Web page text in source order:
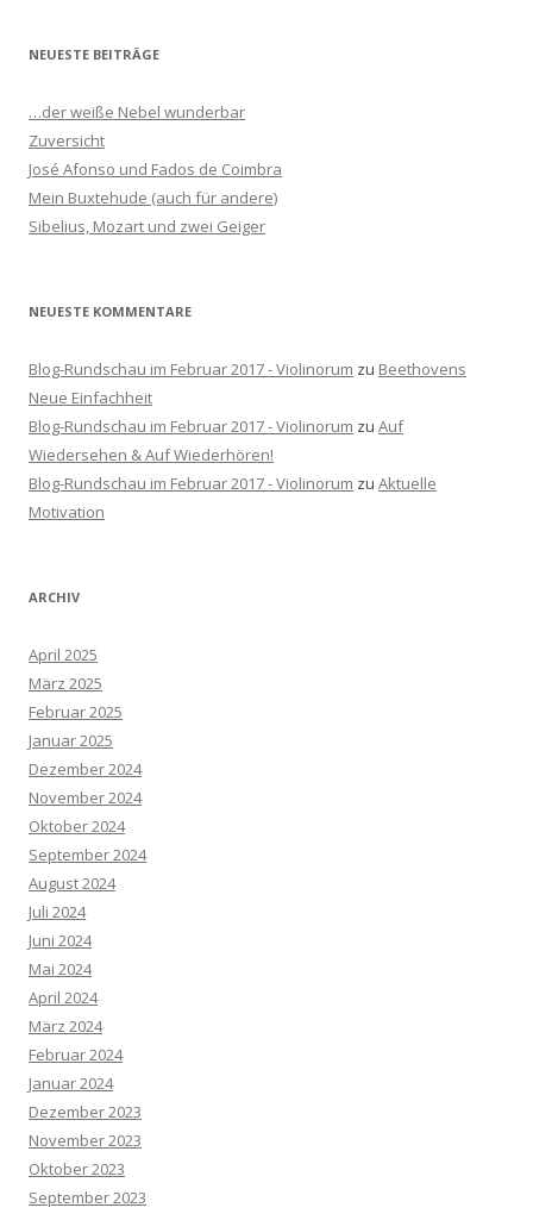
h
n
a
c
h
NEUESTE BEITRÄGE
…der weiße Nebel wunderbar
Zuversicht
José Afonso und Fados de Coimbra
Mein Buxtehude (auch für andere)
Sibelius, Mozart und zwei Geiger
NEUESTE KOMMENTARE
Blog-Rundschau im Februar 2017 - Violinorum zu Beethovens
Neue Einfachheit
Blog-Rundschau im Februar 2017 - Violinorum zu Auf
Wiedersehen & Auf Wiederhören!
Blog-Rundschau im Februar 2017 - Violinorum zu Aktuelle
Motivation
ARCHIV
April 2025
März 2025
Februar 2025
Januar 2025
Dezember 2024
November 2024
Oktober 2024
September 2024
August 2024
Juli 2024
Juni 2024
Mai 2024
April 2024
März 2024
Februar 2024
Januar 2024
Dezember 2023
November 2023
Oktober 2023
September 2023